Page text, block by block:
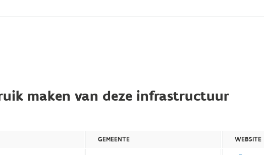
maken van deze infrastructuur
GEMEENTE WEBSITE